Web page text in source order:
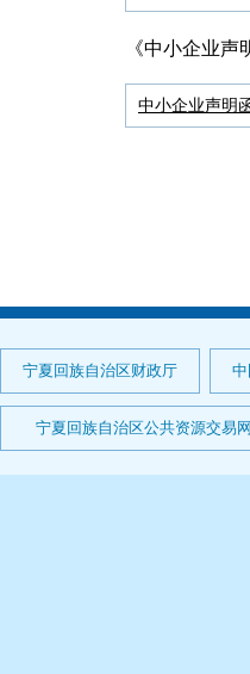
《中小企业声
中小企业声明
宁夏回族自治区财政厅
宁夏回族自治区公共资源交易网